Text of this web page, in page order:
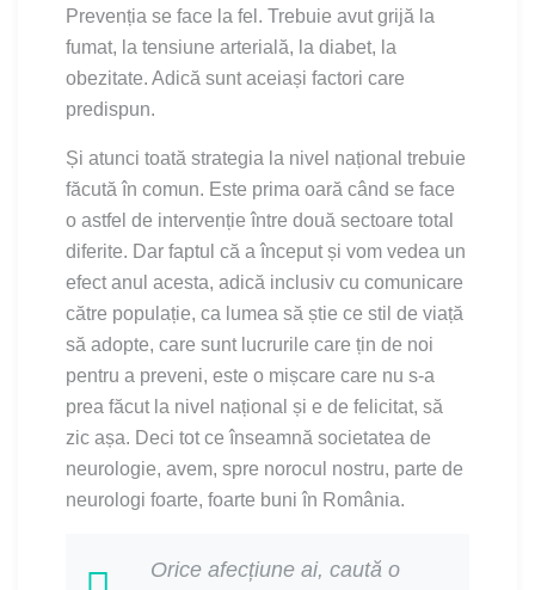
Prevenția se face la fel. Trebuie avut grijă la
fumat, la tensiune arterială, la diabet, la
obezitate. Adică sunt aceiași factori care
predispun.
Și atunci toată strategia la nivel național trebuie
făcută în comun. Este prima oară când se face
o astfel de intervenție între două sectoare total
diferite. Dar faptul că a început și vom vedea un
efect anul acesta, adică inclusiv cu comunicare
către populație, ca lumea să știe ce stil de viață
să adopte, care sunt lucrurile care țin de noi
pentru a preveni, este o mișcare care nu s-a
prea făcut la nivel național și e de felicitat, să
zic așa. Deci tot ce înseamnă societatea de
neurologie, avem, spre norocul nostru, parte de
neurologi foarte, foarte buni în România.
Orice afecțiune ai, caută o